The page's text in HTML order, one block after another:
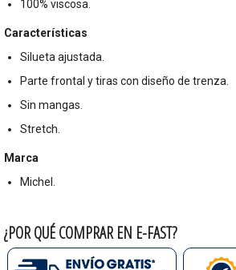
100% viscosa.
Características
Silueta ajustada.
Parte frontal y tiras con diseño de trenza.
Sin mangas.
Stretch.
Marca
Michel.
¿POR QUÉ COMPRAR EN E-FAST?